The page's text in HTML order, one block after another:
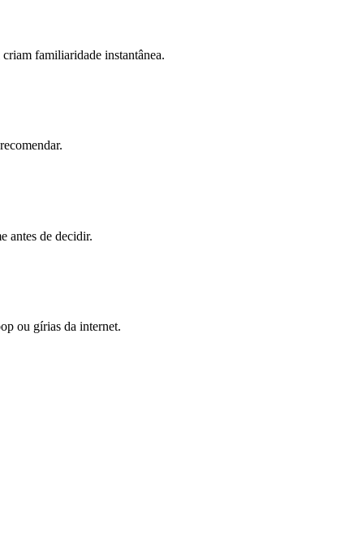
familiaridade instantânea.
antes de decidir.
ou gírias da internet.